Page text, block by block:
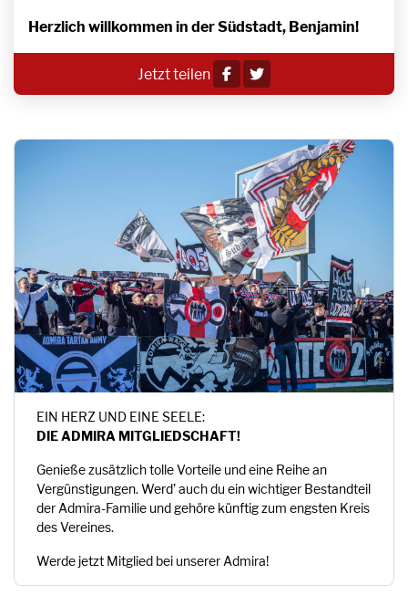
Herzlich willkommen in der Südstadt, Benjamin!
Jetzt teilen
EIN HERZ UND EINE SEELE:
DIE ADMIRA MITGLIEDSCHAFT!
Genieße zusätzlich tolle Vorteile und eine Reihe an
Vergünstigungen. Werd’ auch du ein wichtiger Bestandteil
der Admira-Familie und gehöre künftig zum engsten Kreis
des Vereines.
Werde jetzt Mitglied bei unserer Admira!